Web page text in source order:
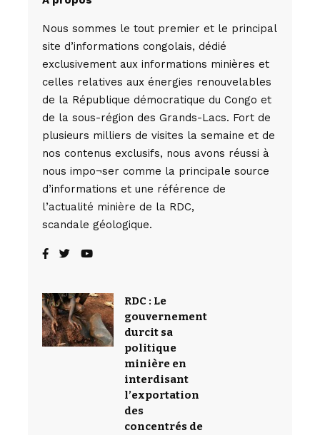
Nous sommes le tout premier et le principal
site d’informations congolais, dédié
exclusivement aux informations minières et
celles relatives aux énergies renouvelables
de la République démocratique du Congo et
de la sous-région des Grands-Lacs. Fort de
plusieurs milliers de visites la semaine et de
nos contenus exclusifs, nous avons réussi à
nous impo¬ser comme la principale source
d’informations et une référence de
l’actualité minière de la RDC,
scandale géologique.
RDC : Le
gouvernement
durcit sa
politique
minière en
interdisant
l’exportation
des
concentrés de